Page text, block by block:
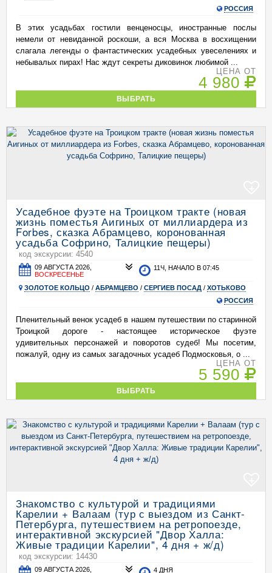
РОССИЯ
В этих усадьбах гостили венценосцы, иностранные послы
немели от невиданной роскоши, а вся Москва в восхищении
слагала легенды о фантастических усадебных увеселениях и
небывалых пирах! Нас ждут секреты диковинок любимой ...
ЦЕНА ОТ
4 980
ВЫБРАТЬ
Усадебное фуэте на Троицком тракте (новая
жизнь поместья Аигиных от миллиардера из
Forbes, сказка Абрамцево, коронованная
усадьба Софрино, Талицкие пещеры)
код экскурсии: 4540
09 АВГУСТА 2026,
ВОСКРЕСЕНЬЕ
11Ч, НАЧАЛО В 07:45
ЗОЛОТОЕ КОЛЬЦО / АБРАМЦЕВО / СЕРГИЕВ ПОСАД / ХОТЬКОВО
РОССИЯ
Пленительный венок усадеб в нашем путешествии по старинной
Троицкой дороге - настоящее историческое фуэте
удивительных персонажей и поворотов судеб! Мы посетим,
пожалуй, одну из самых загадочных усадеб Подмосковья, о ...
ЦЕНА ОТ
5 590
ВЫБРАТЬ
Знакомство с культурой и традициями
Карелии + Валаам (тур с выездом из Санкт-
Петербурга, путешествием на ретропоезде,
интерактивной экскурсией "Двор Халла:
Живые традиции Карелии", 4 дня + ж/д)
код экскурсии: 14430
09 АВГУСТА 2026, 4 ДНЯ